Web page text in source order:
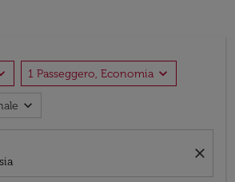
1 Passeggero, Economia expand_more
expand_more
close